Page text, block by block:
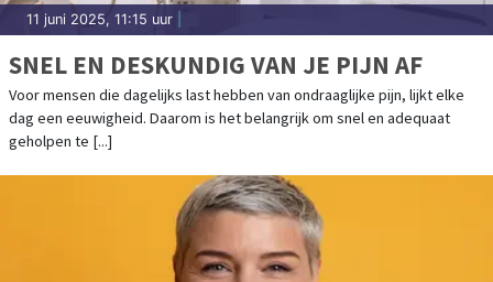
11 juni 2025, 11:15 uur
SNEL EN DESKUNDIG VAN JE PIJN AF
Voor mensen die dagelijks last hebben van ondraaglijke pijn, lijkt elke
dag een eeuwigheid. Daarom is het belangrijk om snel en adequaat
geholpen te [...]